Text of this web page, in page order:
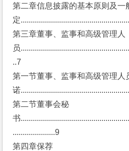
第二章信息披露的基本原则及一
定
第三章董事、监事和高级管理人
员
..7
第一节董事、监事和高级管理人
诺
第二节董事会秘
书
.....................9
第四章保荐